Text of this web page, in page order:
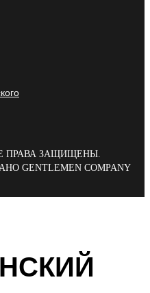
ПРАВА ЗАЩИЩЕНЫ.
GENTLEMEN COMPANY